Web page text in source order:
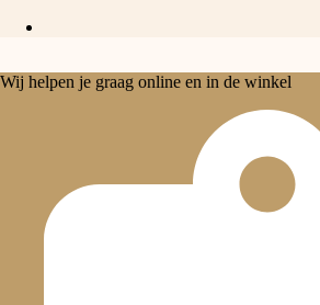
Wij helpen je graag online en in de winkel